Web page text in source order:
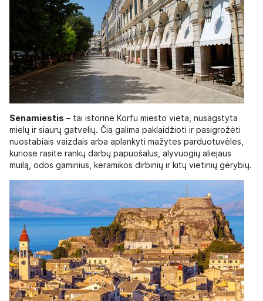
Senamiestis – tai istorinė Korfu miesto vieta, nusagstyta
mielų ir siaurų gatvelių. Čia galima paklaidžioti ir pasigrožėti
nuostabiais vaizdais arba aplankyti mažytes parduotuvėles,
kuriose rasite rankų darbų papuošalus, alyvuogių aliejaus
muilą, odos gaminius, keramikos dirbinių ir kitų vietinių gėrybių.